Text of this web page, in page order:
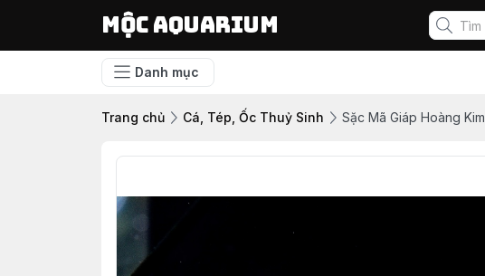
Mộc Aquarium
Danh mục
Trang chủ Cá, Tép, Ốc Thuỷ Sinh Sặc Mã Giáp Hoàng Kim